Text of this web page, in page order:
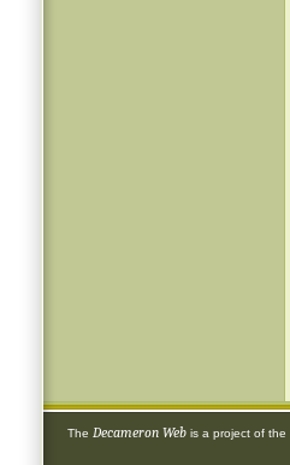
The Decameron Web is a project of the